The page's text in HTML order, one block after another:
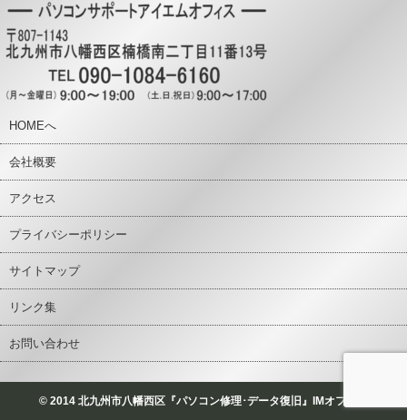
HOMEへ
会社概要
アクセス
プライバシーポリシー
サイトマップ
リンク集
お問い合わせ
© 2014 北九州市八幡西区『パソコン修理･データ復旧』IMオフィス